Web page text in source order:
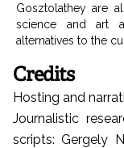
Gosztolathey are
science and art
alternatives to the
Credits
Hosting and
Journalistic
scripts: Gergely